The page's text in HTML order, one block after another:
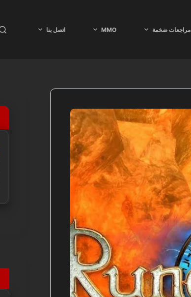
مراجعات ضخمة MMO اتصل بنا